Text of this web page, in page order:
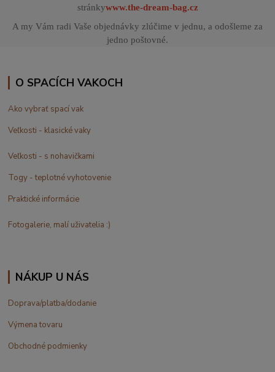
stránkywww.the-dream-bag.cz
A my Vám radi Vaše objednávky zlúčime v jednu, a odošleme za
jedno poštovné.
O SPACÍCH VAKOCH
Ako vybrať spací vak
Veľkosti - klasické vaky
Veľkosti - s nohavičkami
Togy - teplotné vyhotovenie
Praktické informácie
Fotogalerie, malí uživatelia :)
NÁKUP U NÁS
Doprava/platba/dodanie
Výmena tovaru
Obchodné podmienky